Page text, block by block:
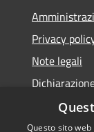
Privacy
Note legali
Questo sito